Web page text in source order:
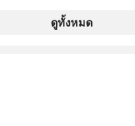
สวย ๆ ได้ในคลิกเดียว ไม่ต้อง
ดูทั้งหมด